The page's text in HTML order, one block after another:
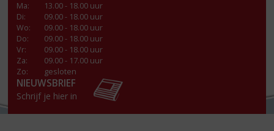
Ma:
13.00 - 18.00 uur
Di:
09.00 - 18.00 uur
Wo:
09.00 - 18.00 uur
Do:
09.00 - 18.00 uur
Vr:
09.00 - 18.00 uur
Za:
09.00 - 17.00 uur
Zo:
gesloten
NIEUWSBRIEF
Schrijf je hier in